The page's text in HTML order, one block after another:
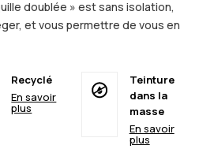
doublée » est sans isolation,
et vous permettre de vous en
Recyclé
En savoir
plus
Teinture
dans la
masse
En savoir
plus